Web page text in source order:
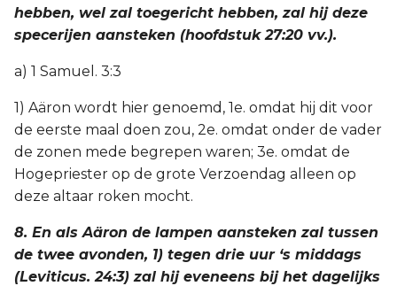
hebben, wel zal toegericht hebben, zal hij deze
specerijen aansteken (hoofdstuk 27:20 vv.).
a) 1 Samuel. 3:3
1) Aäron wordt hier genoemd, 1e. omdat hij dit voor
de eerste maal doen zou, 2e. omdat onder de vader
de zonen mede begrepen waren; 3e. omdat de
Hogepriester op de grote Verzoendag alleen op
deze altaar roken mocht.
8. En als Aäron de lampen aansteken zal tussen
de twee avonden, 1) tegen drie uur ‘s middags
(Leviticus. 24:3) zal hij eveneens bij het dagelijks